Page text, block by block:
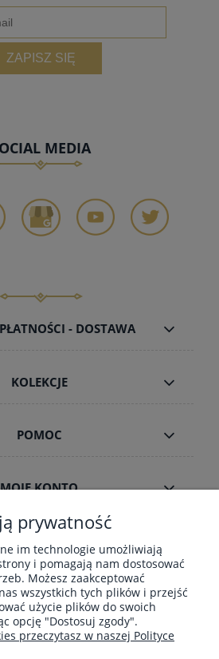
ZAPISZ SIĘ
MEDIA
- DOSTAWA
KOLEKCJE
POMOC
MOJE KONTO
INFORMACJE
HURT B2B
prywatność
im technologie umożliwiają
i pomagają nam dostosować
Możesz zaakceptować
wszystkich tych plików i przejść
użycie plików do swoich
opcję "Dostosuj zgody".
przeczytasz w naszej Polityce